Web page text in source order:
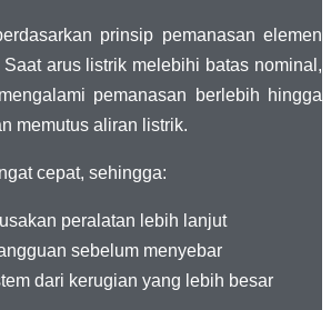
prinsip pemanasan elemen
arus listrik melebihi batas nominal,
pemanasan berlebih hingga
memutus aliran listrik.
cepat, sehingga:
peralatan lebih lanjut
sebelum menyebar
dari kerugian yang lebih besar